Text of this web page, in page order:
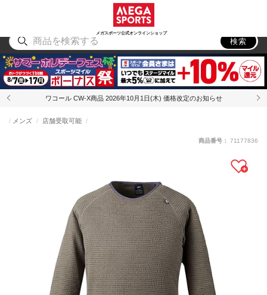
メガスポーツ公式オンラインショップ
アウトドア
検索
ワコール CW-X商品 2026年10月1日(木) 価格改定のお知らせ
メンズ 店舗受取可能
商品番号： 71177836